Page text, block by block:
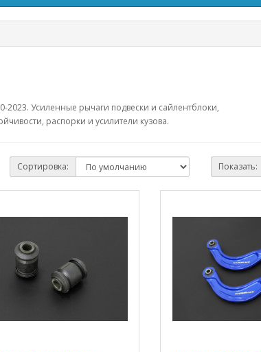
2023. Усиленные рычаги подвески и сайлентблоки,
распорки и усилители кузова.
Сортировка: Показать: